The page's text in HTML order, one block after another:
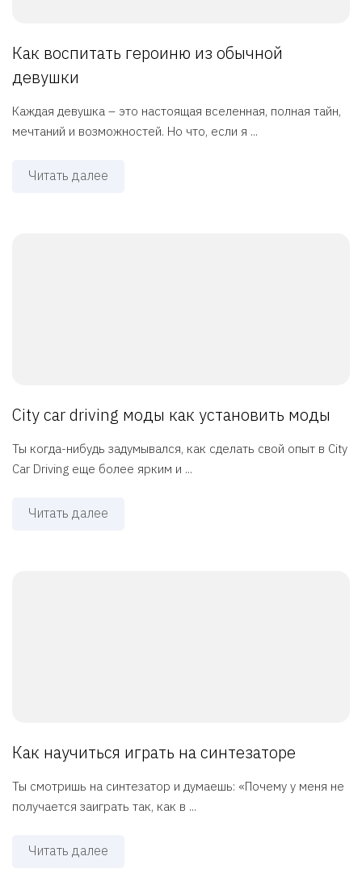
Как воспитать героиню из обычной
девушки
Каждая девушка – это настоящая вселенная, полная тайн,
мечтаний и возможностей. Но что, если я ...
Читать далее
City car driving моды как установить моды
Ты когда-нибудь задумывался, как сделать свой опыт в City
Car Driving еще более ярким и ...
Читать далее
Как научиться играть на синтезаторе
Ты смотришь на синтезатор и думаешь: «Почему у меня не
получается заиграть так, как в ...
Читать далее